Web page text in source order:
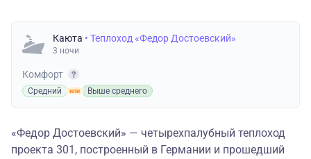
Каюта • Теплоход «Федор Достоевский»
3 ночи
Комфорт
Средний Выше среднего
«Федор Достоевский» — четырехпалубный теплоход
проекта 301, построенный в Германии и прошедший